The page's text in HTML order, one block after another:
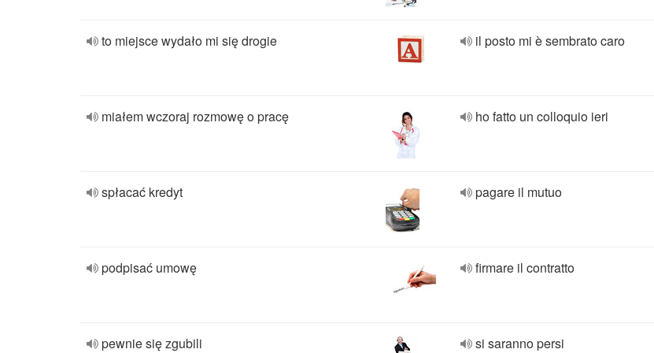
to miejsce wydało mi się drogie il posto mi è sembrato caro
miałem wczoraj rozmowę o pracę ho fatto un colloquio ieri
spłacać kredyt pagare il mutuo
podpisać umowę firmare il contratto
pewnie się zgubili si saranno persi